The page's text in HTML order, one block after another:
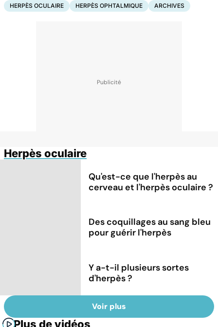
HERPÈS OCULAIRE HERPÈS OPHTALMIQUE ARCHIVES
Herpès oculaire
Qu'est-ce que l'herpès au
cerveau et l'herpès oculaire ?
Des coquillages au sang bleu
pour guérir l'herpès
Y a-t-il plusieurs sortes
d'herpès ?
Voir plus
Plus de vidéos